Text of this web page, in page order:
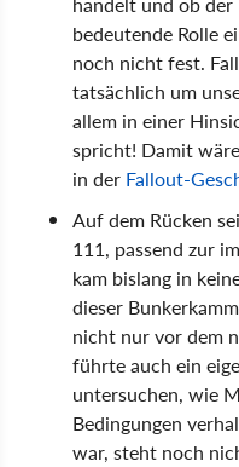
bedeutende Rolle
noch nicht fest.
tatsächlich um
allem in einer
spricht! Damit
in der Fallout-
Auf dem Rücken
111, passend zur
kam bislang in
dieser
nicht nur vor dem
führte auch ein
untersuchen, wie
Bedingungen
war, steht noch